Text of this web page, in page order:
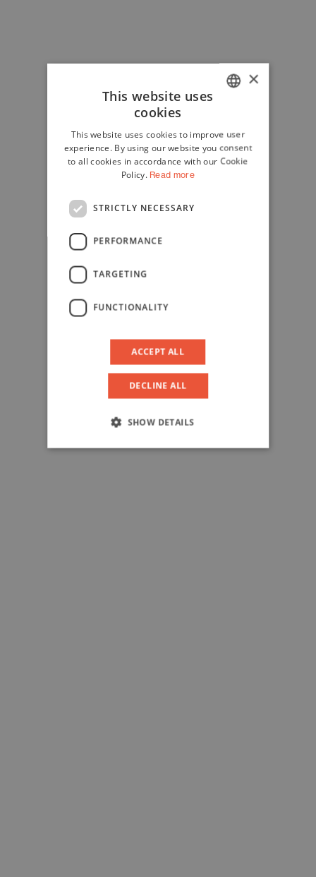
ENGLISH
×
This website uses
cookies
This website uses cookies to improve user
experience. By using our website you consent
to all cookies in accordance with our Cookie
Policy. Read more
STRICTLY NECESSARY
PERFORMANCE
TARGETING
FUNCTIONALITY
ACCEPT ALL
DECLINE ALL
SHOW DETAILS